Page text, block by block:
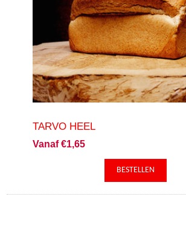
TARVO HEEL
Vanaf €1,65